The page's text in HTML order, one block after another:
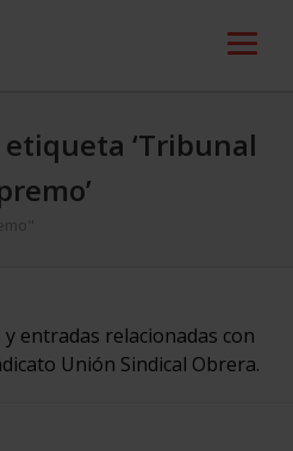
‘Tribunal
entradas relacionadas con
Unión Sindical Obrera.